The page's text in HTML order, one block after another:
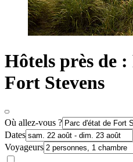
Hôtels près de
Fort Stevens
Où allez-vous ?
Dates
Voyageurs